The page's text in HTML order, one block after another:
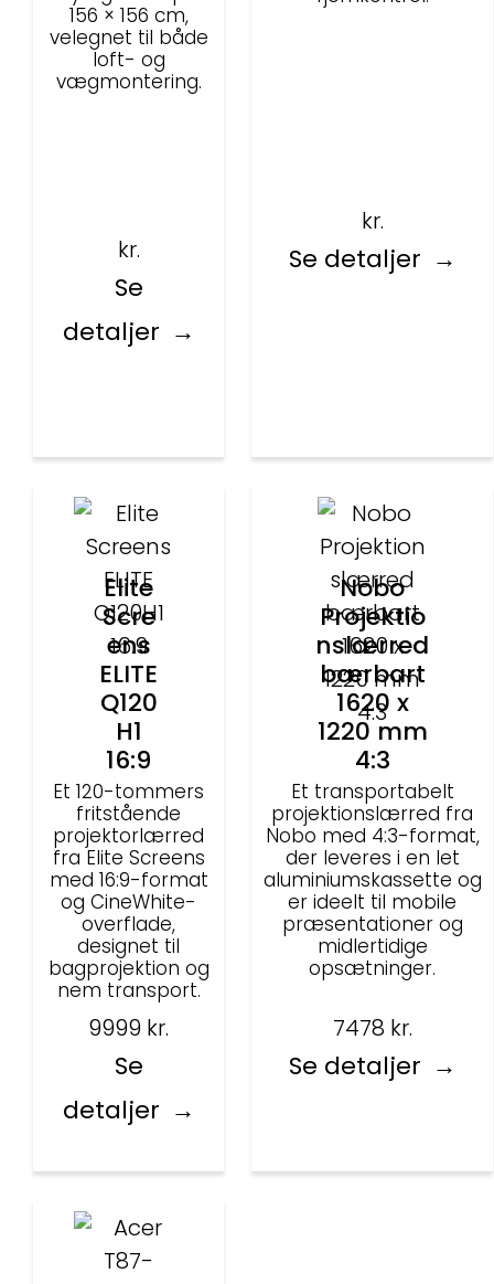
156 × 156 cm,
velegnet til både
loft- og
vægmontering.
kr.
Se
detaljer
kr.
Se detaljer
Elite
Scre
ens
ELITE
Q120
H1
16:9
Et 120-tommers
fritstående
projektorlærred
fra Elite Screens
med 16:9-format
og CineWhite-
overflade,
designet til
bagprojektion og
nem transport.
9999 kr.
Se
detaljer
Nobo
Projektio
nslærred
bærbart
1620 x
1220 mm
4:3
Et transportabelt
projektionslærred fra
Nobo med 4:3-format,
der leveres i en let
aluminiumskassette og
er ideelt til mobile
præsentationer og
midlertidige
opsætninger.
7478 kr.
Se detaljer